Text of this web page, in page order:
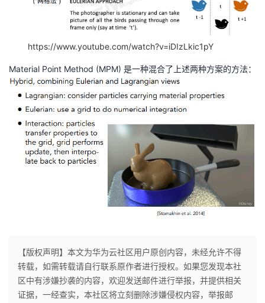
https://www.youtube.com/watch?v=iDIzLkic1pY
Material Point Method (MPM) 是一种混合了上述两种方案的方法：
【版权声明】本文为华为云社区用户原创内容，未经允许不得
转载，如需转载请自行联系原作者进行授权。如果您发现本社
区中有涉嫌抄袭的内容，欢迎发送邮件进行举报，并提供相关
证据，一经查实，本社区将立刻删除涉嫌侵权内容，举报邮